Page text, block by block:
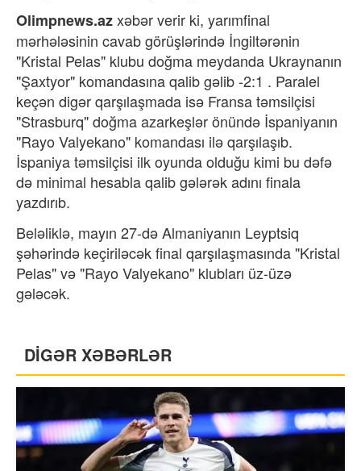
Olimpnews.azxəbər verir ki, yarımfinal
mərhələsinin cavab görüşlərində İngiltərənin
"Kristal Pelas" klubu doğma meydanda Ukraynanın
"Şaxtyor" komandasına qalib gəlib -2:1 . Paralel
keçən digər qarşılaşmada isə Fransa təmsilçisi
"Strasburq" doğma azarkeşlər önündə İspaniyanın
"Rayo Valyekano" komandası ilə qarşılaşıb.
İspaniya təmsilçisi ilk oyunda olduğu kimi bu dəfə
də minimal hesabla qalib gələrək adını finala
yazdırıb.
Beləliklə, mayın 27-də Almaniyanın Leyptsiq
şəhərində keçiriləcək final qarşılaşmasında "Kristal
Pelas" və "Rayo Valyekano" klubları üz-üzə
gələcək.
DİGƏR XƏBƏRLƏR